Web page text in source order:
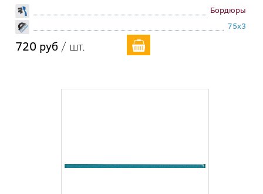
Бордюры
75x3
720 руб / шт.